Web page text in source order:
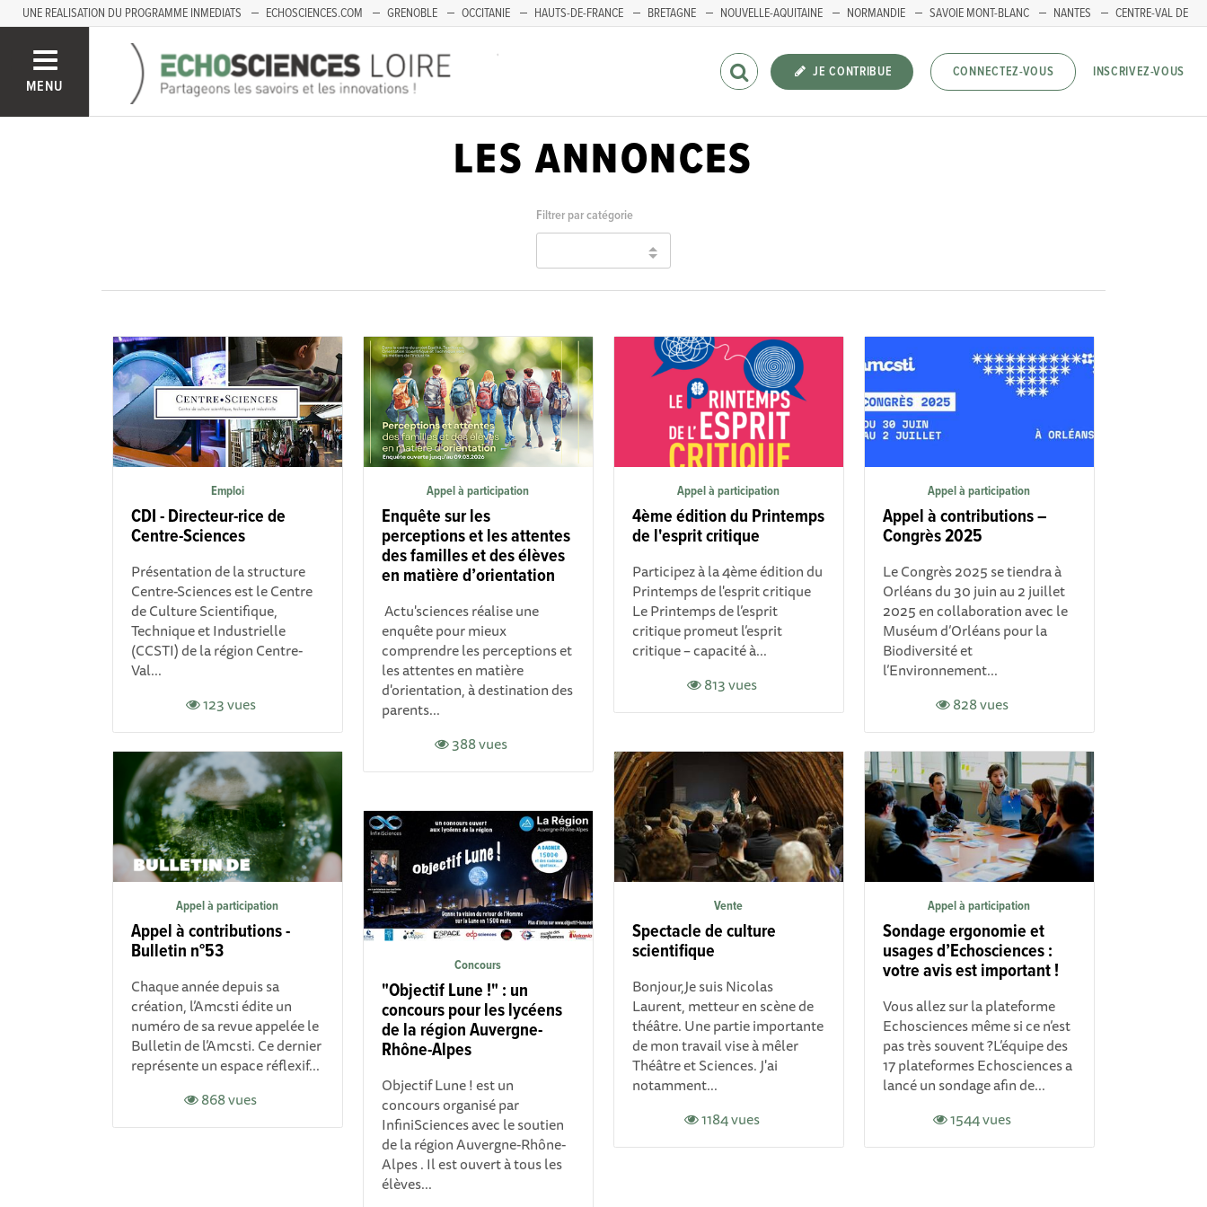
UNE REALISATION DU PROGRAMME INMEDIATS ECHOSCIENCES.COM GRENOBLE OCCITANIE HAUTS-DE-FRANCE BRETAGNE NOUVELLE-AQUITAINE NORMANDIE SAVOIE MONT-BLANC NANTES
CENTRE-VAL DE
MENU
JE CONTRIBUE CONNECTEZ-VOUS INSCRIVEZ-VOUS
LES ANNONCES
Filtrer par catégorie
Emploi
CDI - Directeur-rice de
Centre-Sciences
Présentation de la structure
Centre-Sciences est le Centre
de Culture Scientifique,
Technique et Industrielle
(CCSTI) de la région Centre-
Val...
123 vues
Appel à participation
Enquête sur les
perceptions et les attentes
des familles et des élèves
en matière d’orientation
Actu'sciences réalise une
enquête pour mieux
compr endre les perceptions et
les attentes en matière
d'orientation, à destination des
parents...
388 vues
Appel à participation
4ème édition du Printemps
de l'esprit critique
Participez à la 4ème édition du
Printemps de l'esprit critique
Le Printemps de l’esprit
critique promeut l’esprit
critique – capacité à...
813 vues
Appel à participation
Appel à contributions –
Congrès 2025
Le Congrès 2025 se tiendra à
Orléans du 30 juin au 2 juillet
2025 en collaboration avec le
Muséum d’Orléans pour la
Biodiversité et
l’Environnement...
828 vues
Appel à participation
Appel à contributions -
Bulletin n°53
Chaque année depuis sa
création, l’Amcsti édite un
numéro de sa revue appelée le
Bulletin de l’Amcsti. Ce dernier
représente un espace réflexif...
868 vues
Vente
Spectacle de culture
scientifique
Bonjour,Je suis Nicolas
Laurent, metteur en scène de
théâtre. Une partie importante
de mon travail vise à mêler
Théâtre et Sciences. J'ai
notamment...
1184 vues
Appel à participation
Sondage ergonomie et
usages d’Echosciences :
votre avis est important !
Vous allez sur la plateforme
Echosciences même si ce n’est
pas très souvent ?L’équipe des
17 plateformes Echosciences a
lancé un sondage afin de...
1544 vues
Concours
"Objectif Lune !" : un
concours pour les lycéens
de la région Auvergne-
Rhône-Alpes
Objectif Lune ! est un
concours organisé par
InfiniSciences avec le soutien
de la région Auvergne-Rhône-
Alpes . Il est ouvert à tous les
élèves...